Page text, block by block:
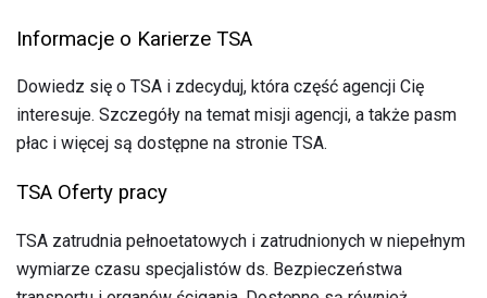
Informacje o Karierze TSA
Dowiedz się o TSA i zdecyduj, która część agencji Cię
interesuje. Szczegóły na temat misji agencji, a także pasm
płac i więcej są dostępne na stronie TSA.
TSA Oferty pracy
TSA zatrudnia pełnoetatowych i zatrudnionych w niepełnym
wymiarze czasu specjalistów ds. Bezpieczeństwa